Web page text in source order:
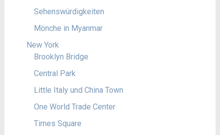
Sehenswürdigkeiten
Mönche in Myanmar
New York
Brooklyn Bridge
Central Park
Little Italy und China Town
One World Trade Center
Times Square